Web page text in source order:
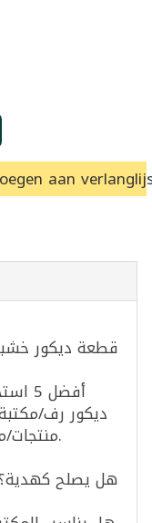
aan
قطعة ديكور
ديكور رف/
منتجات/محتوى سوشيال ميديا بطابع تراثي.
هل يصلح